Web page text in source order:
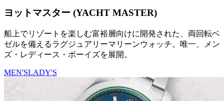
ヨットマスター (YACHT MASTER)
船上でリゾートを楽しむ富裕層向けに開発された、両回転ベ
ゼルを備えるラグジュアリーマリーンウォッチ。唯一、メン
ズ・レディース・ボーイズを展開。
MEN'SLADY'S